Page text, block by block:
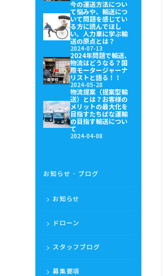
今の運送方法につい
て悩みや、輸送につ
いて問題を感じてい
る方に読んでほし
い。人力車に学ぶ輸
送の原点とは？
2024-07-13
2024年問題で輸送、
物流はどうなる？国
際モータージャーナ
リストと語る！！
2024-05-28
物流提案（提案型輸
送）とは？お客様の
メリットの最大化を
目指すたちばな運輸
の目指す輸送につい
て
2024-04-08
お知らせ・ブログ
お知らせ
ドローン
スタッフブログ
募集要項